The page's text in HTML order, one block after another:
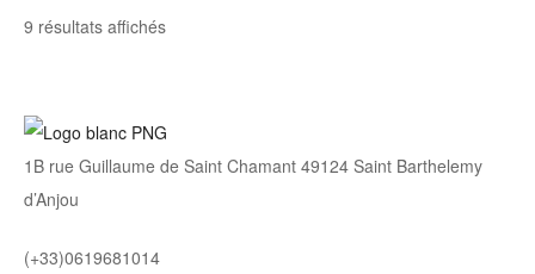
9 résultats affichésTrié
moyenne
1B rue Guillaume de Saint Chamant 49124 Saint Barthelemy
d’Anjou
(+33)0619681014